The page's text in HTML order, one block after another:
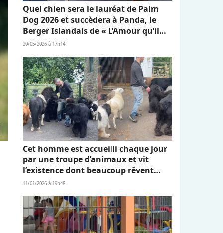
Quel chien sera le lauréat de Palm
Dog 2026 et succèdera à Panda, le
Berger Islandais de « L’Amour qu’il
nous reste » ?
20/05/2026 à 17h14
Cet homme est accueilli chaque jour
par une troupe d’animaux et vit
l’existence dont beaucoup rêvent
(vidéo)
11/01/2026 à 19h48